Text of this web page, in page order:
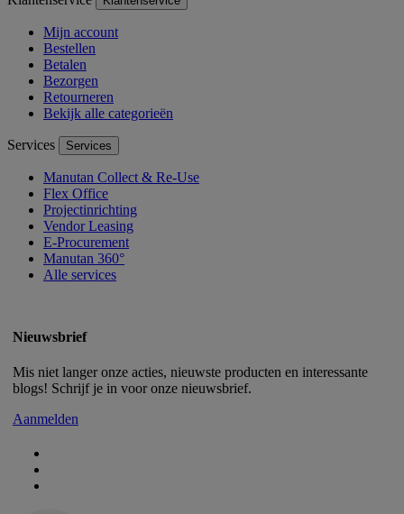
Mijn account
Bestellen
Betalen
Bezorgen
Retourneren
Bekijk alle categorieën
Services Services
Manutan Collect & Re-Use
Flex Office
Projectinrichting
Vendor Leasing
E-Procurement
Manutan 360°
Alle services
Nieuwsbrief
Mis niet langer onze acties, nieuwste producten en interessante
blogs! Schrijf je in voor onze nieuwsbrief.
Aanmelden